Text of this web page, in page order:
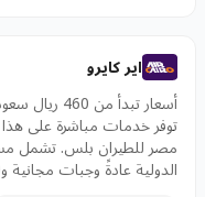
اير كايرو
أسعار تبدأ
توفر خدمات مباشرة على
مصر للطيران بلس. تشمل
الدولية عادةً وجبات مجانية و30 كجم من الأمتعة المسجلة.